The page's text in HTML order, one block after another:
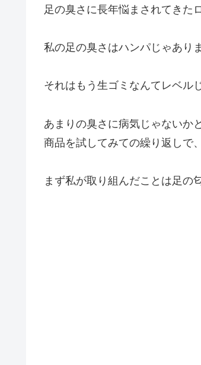
足の臭さに長年悩まされてきた
私の足の臭さはハンパじゃあり
それはもう生ゴミなんてレベル
あまりの臭さに病気じゃないか
商品を試してみての繰り返しで
まず私が取り組んだことは足の